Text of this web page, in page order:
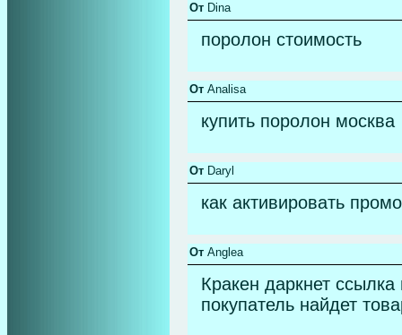
От Dina
поролон стоимость
От Analisa
купить поролон москва
От Daryl
как активировать
От Anglea
Кракен даркнет
покупатель найдет